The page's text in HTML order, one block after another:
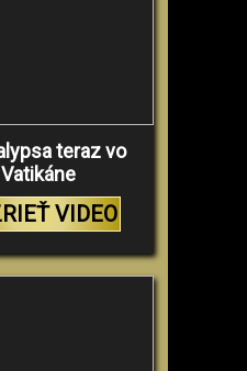
teraz vo
Vatikáne
VIDEO